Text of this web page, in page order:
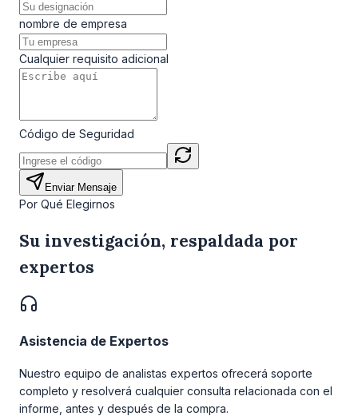
nombre de empresa
Cualquier requisito adicional
Código de Seguridad
Enviar Mensaje
Por Qué Elegirnos
Su investigación, respaldada por
expertos
Asistencia de Expertos
Nuestro equipo de analistas expertos ofrecerá soporte
completo y resolverá cualquier consulta relacionada con el
informe, antes y después de la compra.